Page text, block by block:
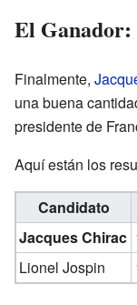
El Ganador:
Finalmente,
una buena
presidente de
Aquí están los
Candidato
Jacques Chirac
Lionel Jospin